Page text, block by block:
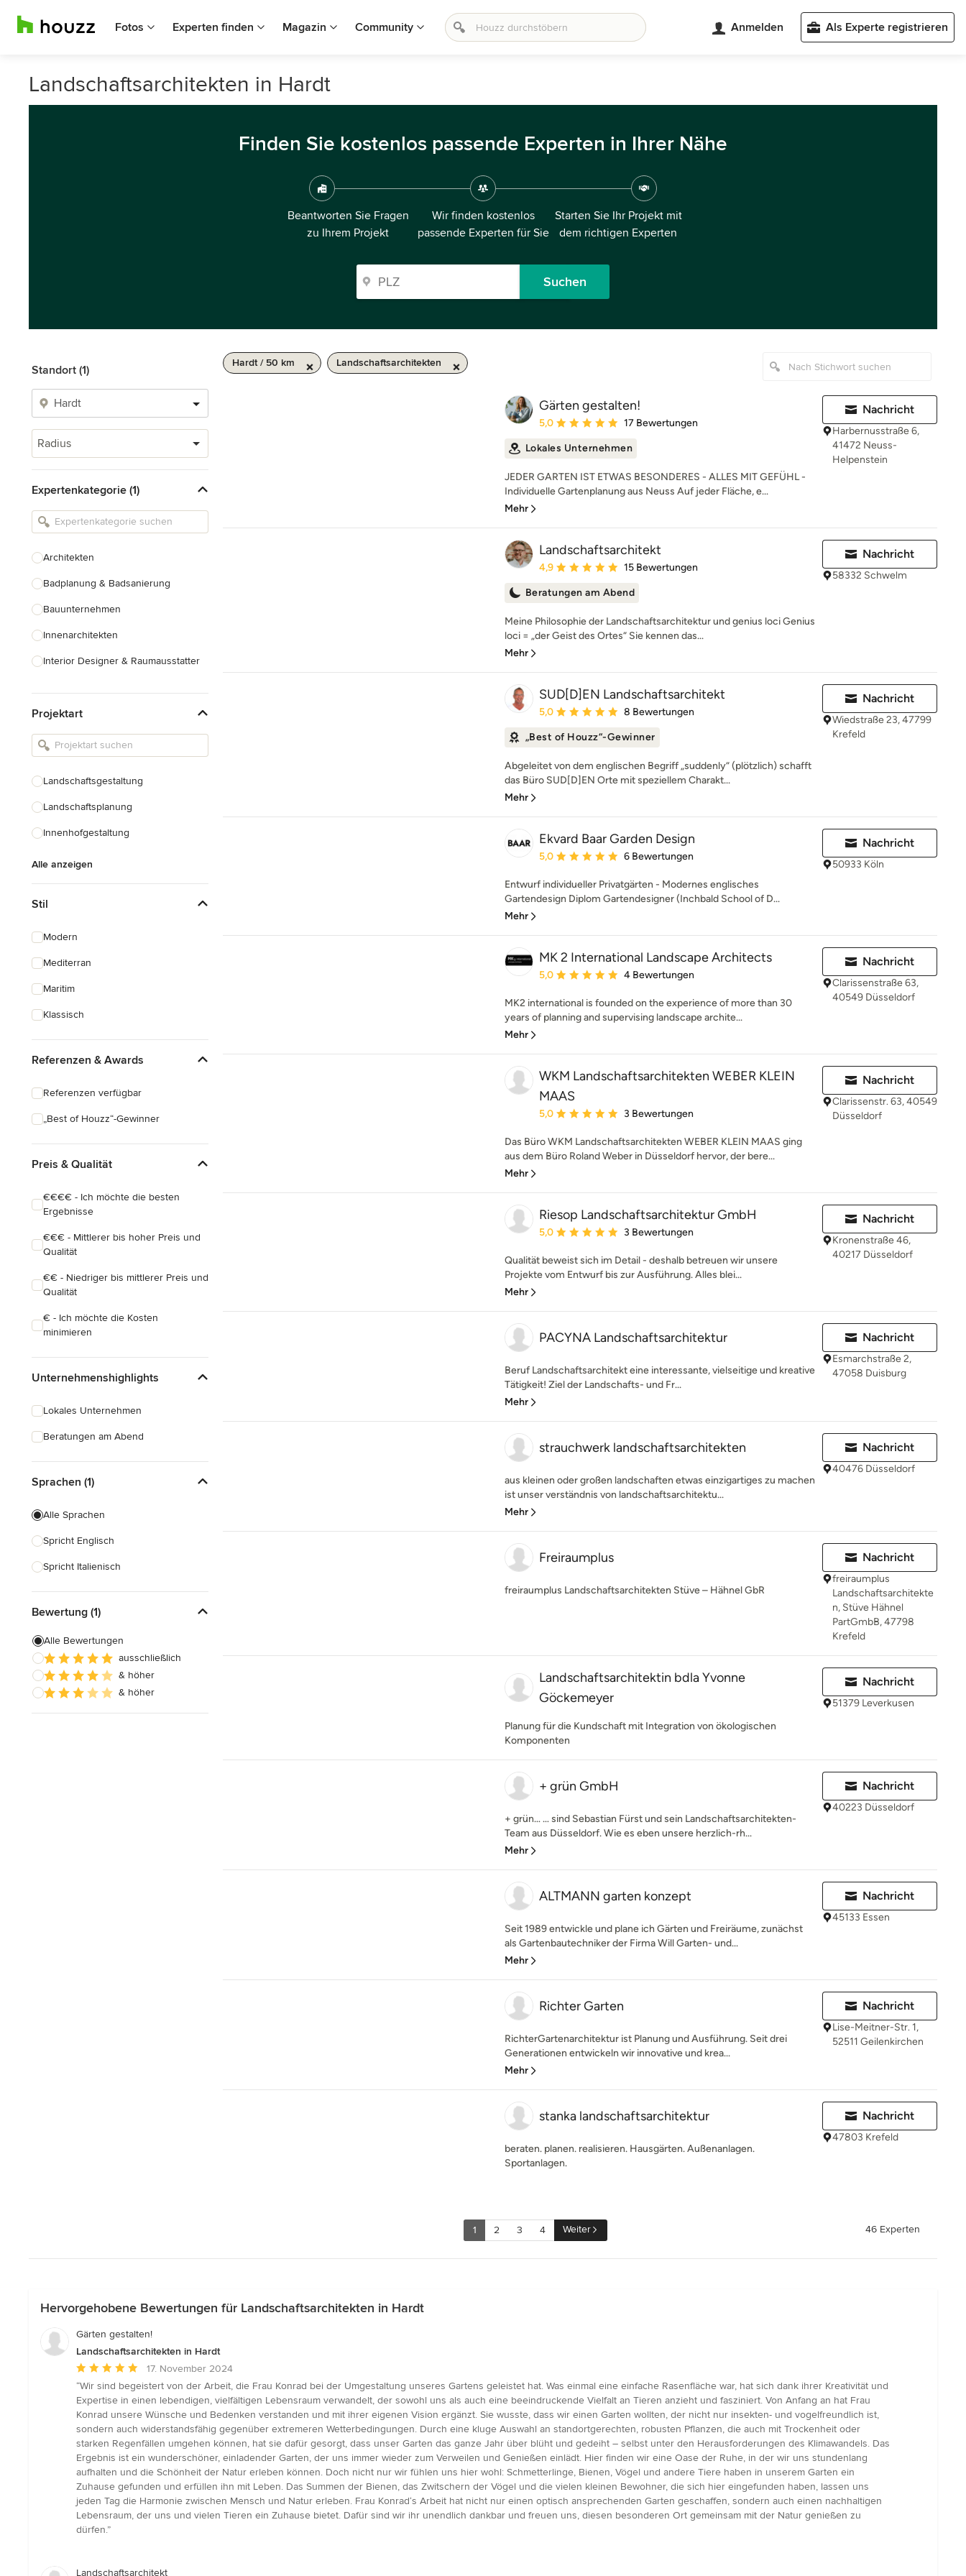
Fotos Experten finden Magazin Community Anmelden Als Experte registrieren
Landschaftsarchitekten in Hardt
Finden Sie kostenlos passende Experten in Ihrer Nähe
Beantworten Sie Fragen
zu Ihrem Projekt
Wir finden kostenlos
passende Experten für Sie
Starten Sie Ihr Projekt mit
dem richtigen Experten
Suchen
Standort (1)
Radius
Expertenkategorie (1)
Architekten
Badplanung & Badsanierung
Bauunternehmen
Innenarchitekten
Interior Designer & Raumausstatter
Landschaftsarchitekten
Armaturen & Sanitärbedarf
Einbauschränke
Projektart
Landschaftsgestaltung
Landschaftsplanung
Innenhofgestaltung
Alle anzeigen
Stil
Modern
Mediterran
Maritim
Klassisch
Referenzen & Awards
Referenzen verfügbar
„Best of Houzz“-Gewinner
Preis & Qualität
€€€€ - Ich möchte die besten
Ergebnisse
€€€ - Mittlerer bis hoher Preis und
Qualität
€€ - Niedriger bis mittlerer Preis und
Qualität
€ - Ich möchte die Kosten
minimieren
Unternehmenshighlights
Lokales Unternehmen
Beratungen am Abend
Sprachen (1)
Alle Sprachen
Spricht Englisch
Spricht Italienisch
Bewertung (1)
Alle Bewertungen
ausschließlich
& höher
& höher
Hardt / 50 km Landschaftsarchitekten
Gärten gestalten!
Durchschnittliche Bewertung: 5 von 5 Sternen
5,0 17 Bewertungen
Lokales Unternehmen
JEDER GARTEN IST ETWAS BESONDERES - ALLES MIT GEFÜHL -
Individuelle Gartenplanung aus Neuss Auf jeder Fläche, e...
Mehr
Nachricht
Harbernusstraße 6,
41472 Neuss-
Helpenstein
Landschaftsarchitekt
Durchschnittliche Bewertung: 4.9 von 5 Sternen
4,9 15 Bewertungen
Beratungen am Abend
Meine Philosophie der Landschaftsarchitektur und genius loci Genius
loci = „der Geist des Ortes“ Sie kennen das...
Mehr
Nachricht
58332 Schwelm
SUD[D]EN Landschaftsarchitekt
Durchschnittliche Bewertung: 5 von 5 Sternen
5,0 8 Bewertungen
„Best of Houzz“-Gewinner
Abgeleitet von dem englischen Begriff „suddenly“ (plötzlich) schafft
das Büro SUD[D]EN Orte mit speziellem Charakt...
Mehr
Nachricht
Wiedstraße 23, 47799
Krefeld
Ekvard Baar Garden Design
Durchschnittliche Bewertung: 5 von 5 Sternen
5,0 6 Bewertungen
Entwurf individueller Privatgärten - Modernes englisches
Gartendesign Diplom Gartendesigner (Inchbald School of D...
Mehr
Nachricht
50933 Köln
MK 2 International Landscape Architects
Durchschnittliche Bewertung: 5 von 5 Sternen
5,0 4 Bewertungen
MK2 international is founded on the experience of more than 30
years of planning and supervising landscape archite...
Mehr
Nachricht
Clarissenstraße 63,
40549 Düsseldorf
WKM Landschaftsarchitekten WEBER KLEIN
MAAS
Durchschnittliche Bewertung: 5 von 5 Sternen
5,0 3 Bewertungen
Das Büro WKM Landschaftsarchitekten WEBER KLEIN MAAS ging
aus dem Büro Roland Weber in Düsseldorf hervor, der bere...
Mehr
Nachricht
Clarissenstr. 63, 40549
Düsseldorf
Riesop Landschaftsarchitektur GmbH
Durchschnittliche Bewertung: 5 von 5 Sternen
5,0 3 Bewertungen
Qualität beweist sich im Detail - deshalb betreuen wir unsere
Projekte vom Entwurf bis zur Ausführung. Alles blei...
Mehr
Nachricht
Kronenstraße 46,
40217 Düsseldorf
PACYNA Landschaftsarchitektur
Beruf Landschaftsarchitekt eine interessante, vielseitige und kreative
Tätigkeit! Ziel der Landschafts- und Fr...
Mehr
Nachricht
Esmarchstraße 2,
47058 Duisburg
strauchwerk landschaftsarchitekten
aus kleinen oder großen landschaften etwas einzigartiges zu machen
ist unser verständnis von landschaftsarchitektu...
Mehr
Nachricht
40476 Düsseldorf
Freiraumplus
freiraumplus Landschaftsarchitekten Stüve – Hähnel GbR
Nachricht
freiraumplus
Landschaftsarchitekte
n, Stüve Hähnel
PartGmbB, 47798
Krefeld
Landschaftsarchitektin bdla Yvonne
Göckemeyer
Planung für die Kundschaft mit Integration von ökologischen
Komponenten
Nachricht
51379 Leverkusen
+ grün GmbH
+ grün… … sind Sebastian Fürst und sein Landschaftsarchitekten-
Team aus Düsseldorf. Wie es eben unsere herzlich-rh...
Mehr
Nachricht
40223 Düsseldorf
ALTMANN garten konzept
Seit 1989 entwickle und plane ich Gärten und Freiräume, zunächst
als Gartenbautechniker der Firma Will Garten- und...
Mehr
Nachricht
45133 Essen
Richter Garten
RichterGartenarchitektur ist Planung und Ausführung. Seit drei
Generationen entwickeln wir innovative und krea...
Mehr
Nachricht
Lise-Meitner-Str. 1,
52511 Geilenkirchen
stanka landschaftsarchitektur
beraten. planen. realisieren. Hausgärten. Außenanlagen.
Sportanlagen.
Nachricht
47803 Krefeld
1 2 3 4 Weiter 46 Experten
Hervorgehobene Bewertungen für Landschaftsarchitekten in Hardt
Gärten gestalten!
Landschaftsarchitekten in Hardt
Durchschnittliche
Bewertung:
5
von
5
Sternen
17. November 2024
“Wir sind begeistert von der Arbeit, die Frau Konrad bei der Umgestaltung unseres Gartens geleistet hat. Was einmal eine einfache Rasenfläche war, hat sich dank ihrer Kreativität und
Expertise in einen lebendigen, vielfältigen Lebensraum verwandelt, der sowohl uns als auch eine beeindruckende Vielfalt an Tieren anzieht und fasziniert. Von Anfang an hat Frau
Konrad unsere Wünsche und Bedenken verstanden und mit ihrer eigenen Vision ergänzt. Sie wusste, dass wir einen Garten wollten, der nicht nur insekten- und vogelfreundlich ist,
sondern auch widerstandsfähig gegenüber extremeren Wetterbedingungen. Durch eine kluge Auswahl an standortgerechten, robusten Pflanzen, die auch mit Trockenheit oder
starken Regenfällen umgehen können, hat sie dafür gesorgt, dass unser Garten das ganze Jahr über blüht und gedeiht – selbst unter den Herausforderungen des Klimawandels. Das
Ergebnis ist ein wunderschöner, einladender Garten, der uns immer wieder zum Verweilen und Genießen einlädt. Hier finden wir eine Oase der Ruhe, in der wir uns stundenlang
aufhalten und die Schönheit der Natur erleben können. Doch nicht nur wir fühlen uns hier wohl: Schmetterlinge, Bienen, Vögel und andere Tiere haben in unserem Garten ein
Zuhause gefunden und erfüllen ihn mit Leben. Das Summen der Bienen, das Zwitschern der Vögel und die vielen kleinen Bewohner, die sich hier eingefunden haben, lassen uns
jeden Tag die Harmonie zwischen Mensch und Natur erleben. Frau Konrad‘s Arbeit hat nicht nur einen optisch ansprechenden Garten geschaffen, sondern auch einen nachhaltigen
Lebensraum, der uns und vielen Tieren ein Zuhause bietet. Dafür sind wir ihr unendlich dankbar und freuen uns, diesen besonderen Ort gemeinsam mit der Natur genießen zu
dürfen.”
Landschaftsarchitekt